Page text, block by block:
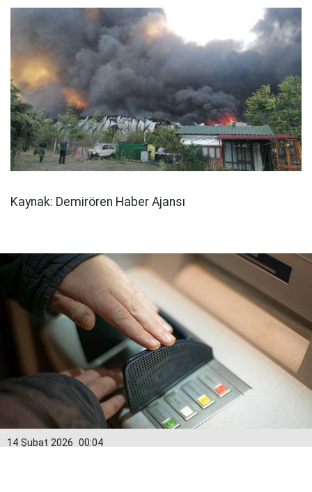
Kaynak: Demirören Haber Ajansı
00:04
14 Şubat 2026